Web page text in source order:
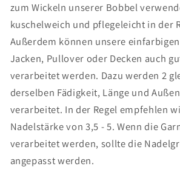
zum Wickeln unserer Bobbel
kuschelweich und pflegeleicht in der
Außerdem können unsere
Jacken, Pullover oder Decken auch
verarbeitet werden. Dazu werden 2
derselben Fädigkeit, Länge und
verarbeitet. In der Regel empfehlen
Nadelstärke von 3,5 - 5. Wenn die
verarbeitet werden, sollte die
angepasst werden.